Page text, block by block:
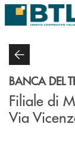
Salta al contenuto
BANCA DEL
Filiale di
Via